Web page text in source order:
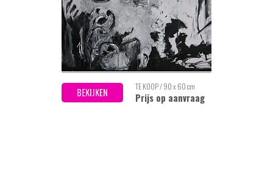
BEKIJKEN TE KOOP / 90 x 60 cm
Prijs op aanvraag